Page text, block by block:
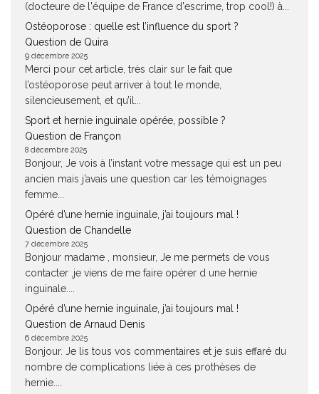
(docteure de l'équipe de France d'escrime, trop cool!) à...
Ostéoporose : quelle est l’influence du sport ?
Question de Quira
9 décembre 2025
Merci pour cet article, très clair sur le fait que
l’ostéoporose peut arriver à tout le monde,
silencieusement, et qu’il...
Sport et hernie inguinale opérée, possible ?
Question de Françon
8 décembre 2025
Bonjour, Je vois à l’instant votre message qui est un peu
ancien mais j’avais une question car les témoignages
femme...
Opéré d’une hernie inguinale, j’ai toujours mal !
Question de Chandelle
7 décembre 2025
Bonjour madame , monsieur, Je me permets de vous
contacter ,je viens de me faire opérer d une hernie
inguinale....
Opéré d’une hernie inguinale, j’ai toujours mal !
Question de Arnaud Denis
6 décembre 2025
Bonjour. Je lis tous vos commentaires et je suis effaré du
nombre de complications liée à ces prothèses de
hernie....